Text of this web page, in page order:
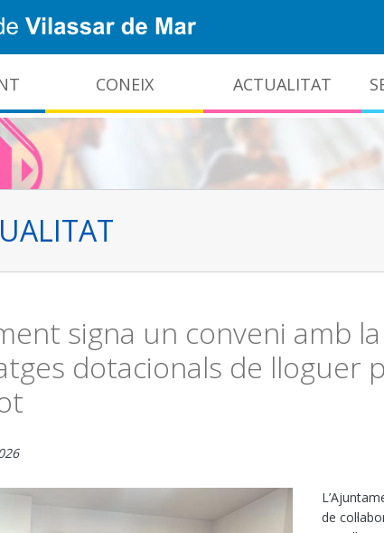
CONEIX ACTUALITAT
signa un conveni amb
dotacionals de lloguer
de